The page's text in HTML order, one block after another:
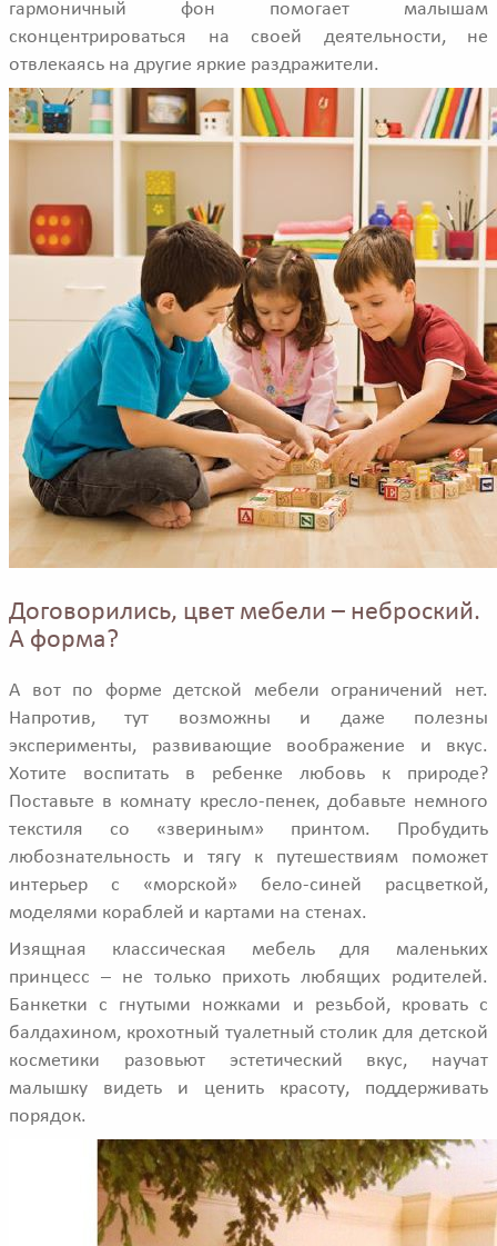
гармоничный фон помогает малышам
сконцентрироваться на своей деятельности, не
отвлекаясь на другие яркие раздражители.
Договорились, цвет мебели – неброский.
А форма?
А вот по форме детской мебели ограничений нет.
Напротив, тут возможны и даже полезны
эксперименты, развивающие воображение и вкус.
Хотите воспитать в ребенке любовь к природе?
Поставьте в комнату кресло-пенек, добавьте немного
текстиля со «звериным» принтом. Пробудить
любознательность и тягу к путешествиям поможет
интерьер с «морской» бело-синей расцветкой,
моделями кораблей и картами на стенах.
Изящная классическая мебель для маленьких
принцесс – не только прихоть любящих родителей.
Банкетки с гнутыми ножками и резьбой, кровать с
балдахином, крохотный туалетный столик для детской
косметики разовьют эстетический вкус, научат
малышку видеть и ценить красоту, поддерживать
порядок.